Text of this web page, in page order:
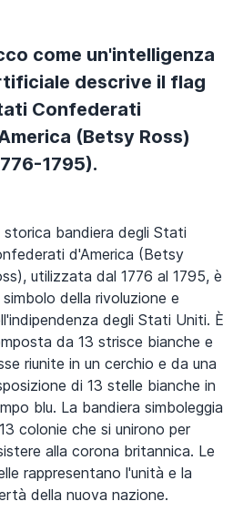
come un'intelligenza
descrive il flag
Confederati
(Betsy Ross)
1795).
storica bandiera degli Stati
d'America (Betsy
utilizzata dal 1776 al 1795, è
simbolo della rivoluzione e
degli Stati Uniti. È
da 13 strisce bianche e
riunite in un cerchio e da una
di 13 stelle bianche in
blu. La bandiera simboleggia
colonie che si unirono per
alla corona britannica. Le
rappresentano l'unità e la
della nuova nazione.